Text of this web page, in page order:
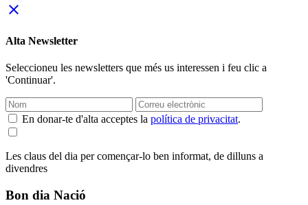
close
Alta Newsletter
Seleccioneu les newsletters que més us interessen i feu clic a
'Continuar'.
En donar-te d'alta acceptes la política de privacitat.
Les claus del dia per començar-lo ben informat, de dilluns a
divendres
Bon dia Nació